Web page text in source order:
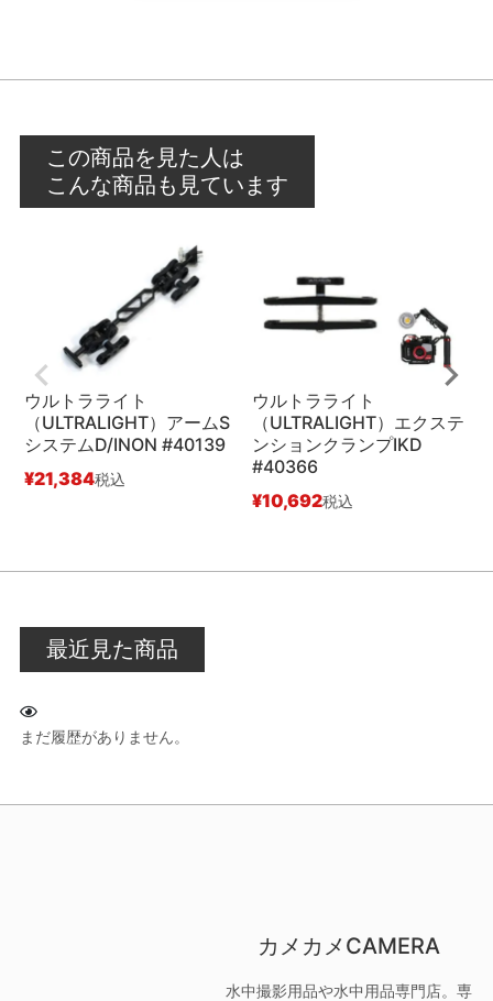
この商品を見た人は
こんな商品も見ています
ウルトラライト
（ULTRALIGHT）アームS
システムD/INON #40139
¥21,384税込
ウルトラライト
（ULTRALIGHT）エクステ
ンションクランプIKD
#40366
¥10,692税込
最近見た商品
まだ履歴がありません。
カメカメCAMERA
水中撮影用品や水中用品専門店。専